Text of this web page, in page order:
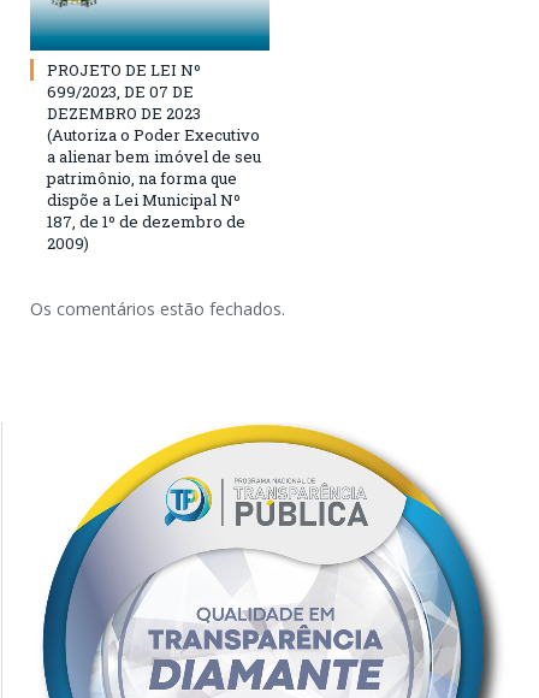
PROJETO DE LEI Nº
699/2023, DE 07 DE
DEZEMBRO DE 2023
(Autoriza o Poder Executivo
a alienar bem imóvel de seu
patrimônio, na forma que
dispõe a Lei Municipal Nº
187, de 1º de dezembro de
2009)
Os comentários estão fechados.